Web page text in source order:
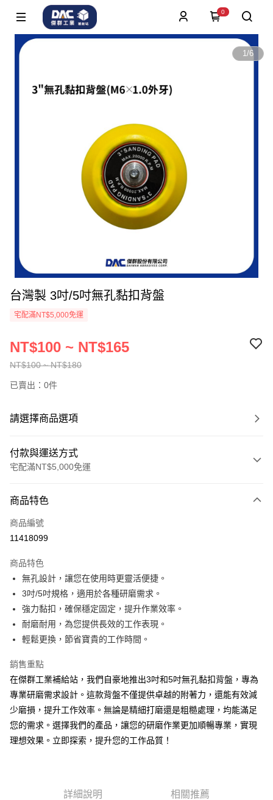
0
1/6
台灣製 3吋/5吋無孔黏扣背盤
宅配滿NT$5,000免運
NT$100 ~ NT$180
NT$100 ~ NT$165
已賣出：0件
請選擇商品選項
付款與運送方式
宅配滿NT$5,000免運
信用卡一次付款
超商取貨付款
Apple Pay
街口支付
悠遊付
全盈+PAY
全家取貨付款
每筆NT$60
付款後全家取貨
商品特色
商品編號
11418099
商品特色
無孔設計，讓您在使用時更靈活便捷。
3吋/5吋規格，適用於各種研磨需求。
強力黏扣，確保穩定固定，提升作業效率。
耐磨耐用，為您提供長效的工作表現。
輕鬆更換，節省寶貴的工作時間。
銷售重點
在傑群工業補給站，我們自豪地推出3吋和5吋無孔黏扣背盤，專為
專業研磨需求設計。這款背盤不僅提供卓越的附著力，還能有效減
少磨損，提升工作效率。無論是精細打磨還是粗糙處理，均能滿足
您的需求。選擇我們的產品，讓您的研磨作業更加順暢專業，實現
理想效果。立即探索，提升您的工作品質！
詳細說明 相關推薦